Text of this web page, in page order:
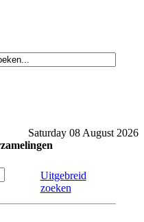
Saturday 08 August 2026
Uitgebreid
zoeken